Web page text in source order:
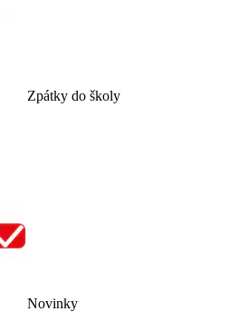
Zpátky do školy
Novinky